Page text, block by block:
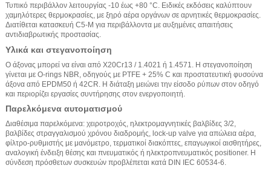
Τυπικό περιβάλλον λειτουργίας -10 έως +80 °C. Ειδικές εκδόσεις καλύπτουν
χαμηλότερες θερμοκρασίες, με ξηρό αέρα οργάνων σε αρνητικές θερμοκρασίες.
Διατίθεται κατασκευή C5-M για περιβάλλοντα με αυξημένες απαιτήσεις
αντιδιαβρωτικής προστασίας.
Υλικά και στεγανοποίηση
Ο άξονας μπορεί να είναι από X20Cr13 / 1.4021 ή 1.4571. Η στεγανοποίηση
γίνεται με O-rings NBR, οδηγούς με PTFE + 25% C και προστατευτική φυσούνα
άξονα από EPDM50 ή 42CR. Η διάταξη μειώνει την είσοδο ρύπων στον οδηγό
και περιορίζει εργασίες συντήρησης στον ενεργοποιητή.
Παρελκόμενα αυτοματισμού
Διαθέσιμα παρελκόμενα: χειροτροχός, ηλεκτρομαγνητικές βαλβίδες 3/2,
βαλβίδες στραγγαλισμού χρόνου διαδρομής, lock-up valve για απώλεια αέρα,
φίλτρο-ρυθμιστής με μανόμετρο, τερματικοί διακόπτες, επαγωγικοί αισθητήρες,
αναλογική ένδειξη θέσης και πνευματικός ή ηλεκτροπνευματικός positioner. Η
σύνδεση πρόσθετων συσκευών προβλέπεται κατά DIN IEC 60534-6.